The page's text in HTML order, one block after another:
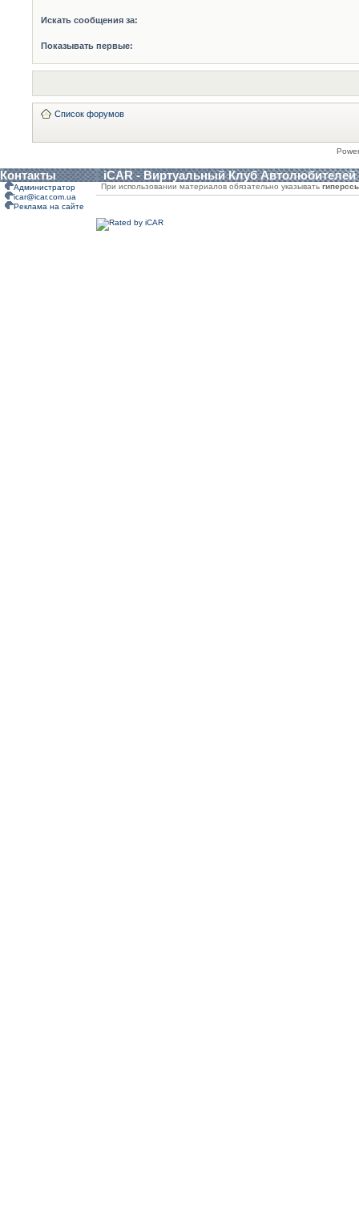
Искать сообщения за:
Показывать первые:
Список форумов
Контакты iCAR - Виртуальный Клуб Автолюбителей
Администратор
icar@icar.com.ua
Реклама на сайте
При использовании материалов обязательно указывать